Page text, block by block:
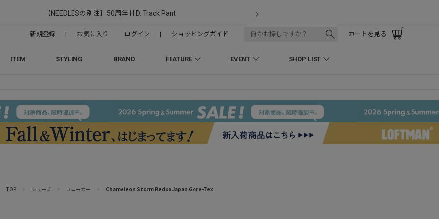
【NEEDLESの別注】50周年 H.D. Track Pant
ITEM STYLING BRAND FEATURE EVENT SHOP LIST
新規登録 | お気に入り ログイン | ショッピングガイド カートを見る
TOP > シューズ > スニーカー > Chameleon Storm Redux Japan Gore-Tex